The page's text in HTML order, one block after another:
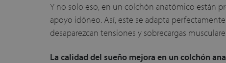
Y no solo eso, en un colchón anatómico están
apoyo idóneo. Así, este se adapta
desaparezcan tensiones y sobrecargas
La calidad del sueño mejora en un colchón